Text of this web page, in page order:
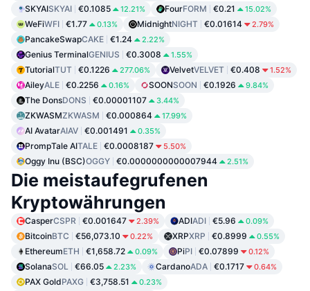
SKYAISKYAI €0.1085 12.21% FourFORM €0.21 15.02%
WeFiWFI €1.77 0.13% MidnightNIGHT €0.01614 2.79%
PancakeSwapCAKE €1.24 2.22%
Genius TerminalGENIUS €0.3008 1.55%
TutorialTUT €0.1226 277.06% VelvetVELVET €0.408 1.52%
AileyALE €0.2256 0.16% SOONSOON €0.1926 9.84%
The DonsDONS €0.00001107 3.44%
ZKWASMZKWASM €0.000864 17.99%
AI AvatarAIAV €0.001491 0.35%
PrompTale AITALE €0.0008187 5.50%
Oggy Inu (BSC)OGGY €0.0000000000007944 2.51%
Die meistaufegrufenen
Kryptowährungen
CasperCSPR €0.001647 2.39% ADIADI €5.96 0.09%
BitcoinBTC €56,073.10 0.22% XRPXRP €0.8999 0.55%
EthereumETH €1,658.72 0.09% PiPI €0.07899 0.12%
SolanaSOL €66.05 2.23% CardanoADA €0.1717 0.64%
PAX GoldPAXG €3,758.51 0.23%